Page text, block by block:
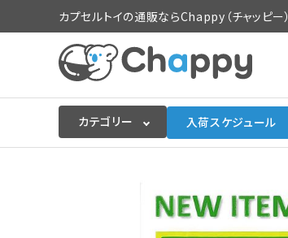
カプセルトイの通販ならChappy（チャッピー）
カテゴリー 入荷スケジュール
入荷スケジュールをチェック